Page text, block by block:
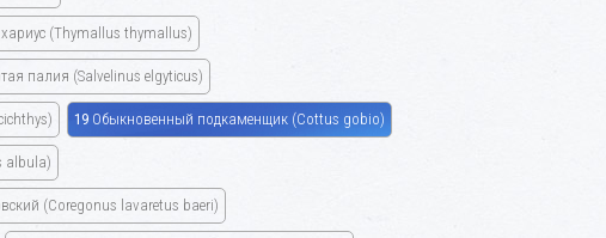
(Thymallus thymallus)
палия (Salvelinus elgyticus)
19 Обыкновенный подкаменщик (Cottus gobio)
albula)
(Coregonus lavaretus baeri)